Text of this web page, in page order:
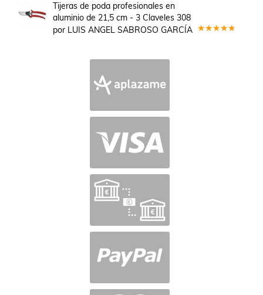
Tijeras de poda profesionales en
aluminio de 21,5 cm - 3 Claveles 308
por LUIS ANGEL SABROSO GARCÍA